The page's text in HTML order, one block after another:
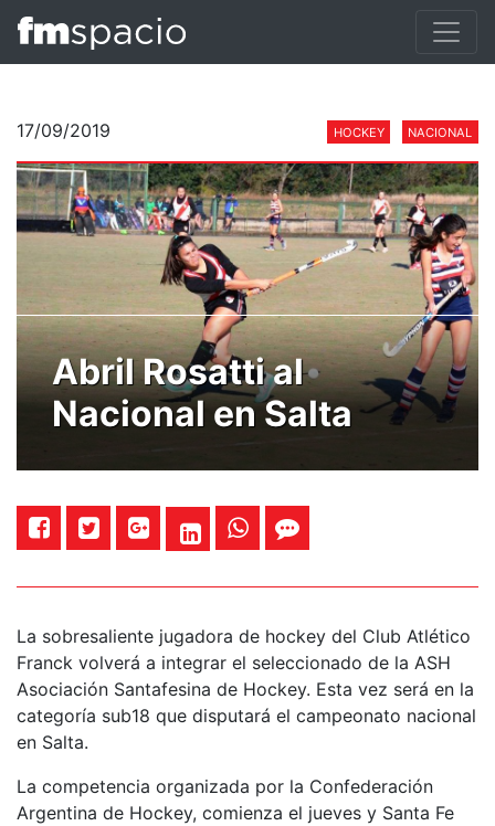
17/09/2019 HOCKEY NACIONAL
Abril Rosatti al
Nacional en Salta
La sobresaliente jugadora de hockey del Club Atlético
Franck volverá a integrar el seleccionado de la ASH
Asociación Santafesina de Hockey. Esta vez será en la
categoría sub18 que disputará el campeonato nacional
en Salta.
La competencia organizada por la Confederación
Argentina de Hockey, comienza el jueves y Santa Fe